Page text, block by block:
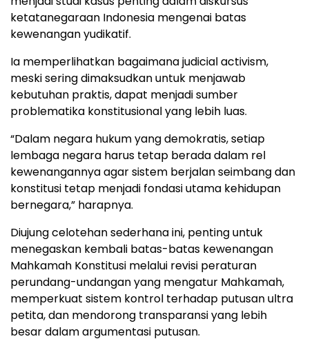
ketatanegaraan Indonesia mengenai batas
kewenangan yudikatif.
Ia memperlihatkan bagaimana judicial activism,
meski sering dimaksudkan untuk menjawab
kebutuhan praktis, dapat menjadi sumber
problematika konstitusional yang lebih luas.
“Dalam negara hukum yang demokratis, setiap
lembaga negara harus tetap berada dalam rel
kewenangannya agar sistem berjalan seimbang dan
konstitusi tetap menjadi fondasi utama kehidupan
bernegara,” harapnya.
Diujung celotehan sederhana ini, penting untuk
menegaskan kembali batas-batas kewenangan
Mahkamah Konstitusi melalui revisi peraturan
perundang-undangan yang mengatur Mahkamah,
memperkuat sistem kontrol terhadap putusan ultra
petita, dan mendorong transparansi yang lebih
besar dalam argumentasi putusan.